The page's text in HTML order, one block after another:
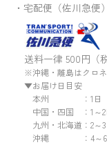
・宅配便（佐川急便）
送料一律 500円（
※沖縄・離島はクロ
▼お届け日目安
本州 ：1日
中国・四国 ：1～2
九州・北海道：2～3
沖縄 ：4～6